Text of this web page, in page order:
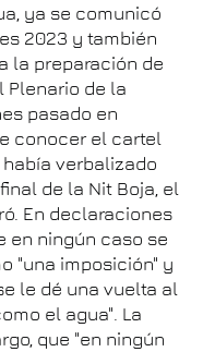
ya se comunicó
2023 y también
la preparación de
Plenario de la
pasado en
conocer el cartel
había verbalizado
de la Nit Boja, el
En declaraciones
en ningún caso se
"una imposición" y
le dé una vuelta al
el agua". La
que "en ningún